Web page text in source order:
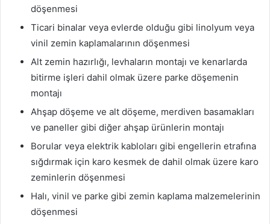
döşenmesi
Ticari binalar veya evlerde olduğu gibi linolyum veya
vinil zemin kaplamalarının döşenmesi
Alt zemin hazırlığı, levhaların montajı ve kenarlarda
bitirme işleri dahil olmak üzere parke döşemenin
montajı
Ahşap döşeme ve alt döşeme, merdiven basamakları
ve paneller gibi diğer ahşap ürünlerin montajı
Borular veya elektrik kabloları gibi engellerin etrafına
sığdırmak için karo kesmek de dahil olmak üzere karo
zeminlerin döşenmesi
Halı, vinil ve parke gibi zemin kaplama malzemelerinin
döşenmesi